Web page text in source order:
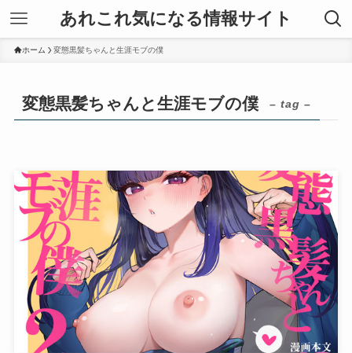
あれこれ気になる情報サイト
ホーム 変態黒髪ちゃんと生涯モブの僕
変態黒髪ちゃんと生涯モブの僕 – tag –